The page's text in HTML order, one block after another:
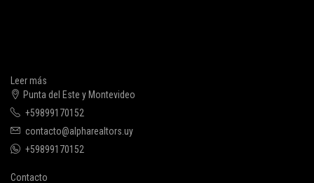
Leer más
Punta del Este y Montevideo
+59899170152
contacto@alpharealtors.uy
+59899170152
Contacto